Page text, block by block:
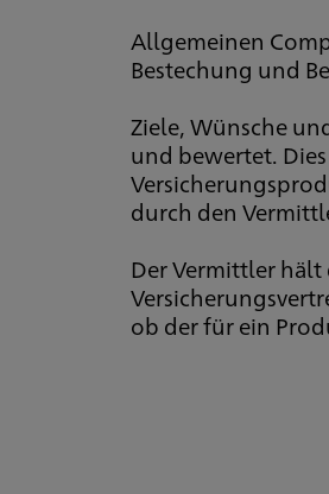
Allgemeinen
Bestechung und
Ziele, Wünsche
und bewertet.
durch den
Der Vermittler
ob der für ein